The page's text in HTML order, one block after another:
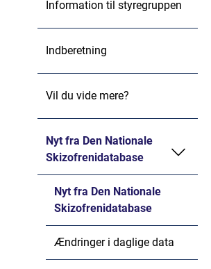
Information til styregruppen
Indberetning
Vil du vide mere?
Nyt fra Den Nationale
Skizofrenidatabase
Nyt fra Den Nationale
Skizofrenidatabase
Ændringer i daglige data